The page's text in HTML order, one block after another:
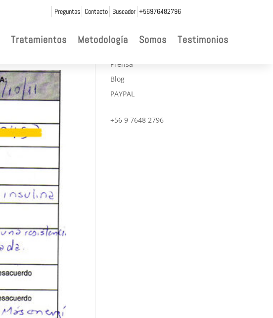
Preguntas Contacto Buscador +56976482796
Tratamientos Metodología Somos Testimonios
Prensa
Blog
PAYPAL
+56 9 7648 2796